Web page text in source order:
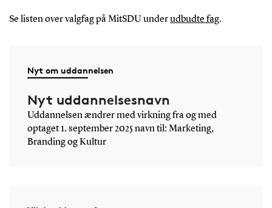
Se listen over valgfag på MitSDU underudbudte fag.
Nyt om uddannelsen
Nyt uddannelsesnavn
Uddannelsen ændrer med virkning fra og med
optaget 1. september 2025 navn til: Marketing,
Branding og Kultur